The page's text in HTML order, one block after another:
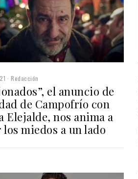
Redacción
el anuncio de
de Campofrío con
Elejalde, nos anima a
los miedos a un lado